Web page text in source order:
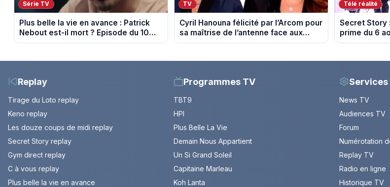
Série TV
Plus belle la vie en avance : Patrick
Nebout est-il mort ? Episode du 10
août 2026 (spoiler)
TV
Cyril Hanouna félicité par l’Arcom pour
sa maîtrise de l’antenne face aux
propos de Delphine Wespiser sur le
Télé réalité
Secret Story
prime du 6
Replay
Tirage du Loto replay
Keno replay
Les douze coups de midi replay
Secret Story replay
Gym direct replay
C à vous replay
Plus belle la vie en avance
Programmes TV
TBT9
HPI
Plus Belle La Vie
Demain Nous Appartient
Un Si Grand Soleil
Capitaine Marleau
Koh Lanta
Services
News TV
Audiences TV
Forum
Numérotation
Replay TV
Radio en ligne
Historique TV